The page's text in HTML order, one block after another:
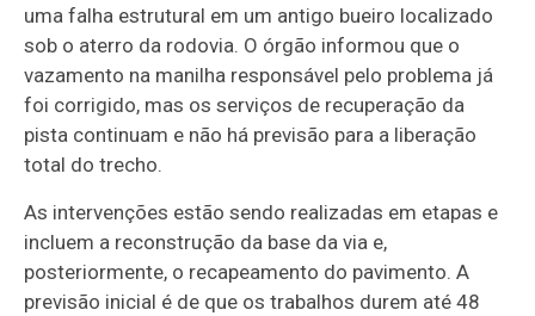
uma falha estrutural em um antigo bueiro localizado
sob o aterro da rodovia. O órgão informou que o
vazamento na manilha responsável pelo problema já
foi corrigido, mas os serviços de recuperação da
pista continuam e não há previsão para a liberação
total do trecho.
As intervenções estão sendo realizadas em etapas e
incluem a reconstrução da base da via e,
posteriormente, o recapeamento do pavimento. A
previsão inicial é de que os trabalhos durem até 48